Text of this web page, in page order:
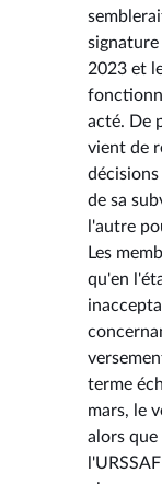
2023 et
acté. De
vient de
de sa
l'autre
Les
qu'en
terme
mars, le
alors que